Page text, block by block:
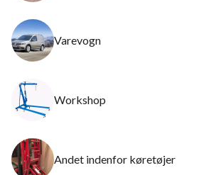
Varevogn
Workshop
Andet indenfor køretøjer